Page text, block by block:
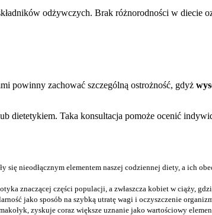
odżywczych. Brak różnorodności w diecie
powinny zachować szczególną ostrożność, gdyż
dietetykiem. Taka konsultacja pomoże ocenić
się nieodłącznym elementem naszej codziennej diety, a ich
znaczącej części populacji, a zwłaszcza kobiet w ciąży,
jako sposób na szybką utratę wagi i oczyszczenie
zyskuje coraz większe uznanie jako wartościowy